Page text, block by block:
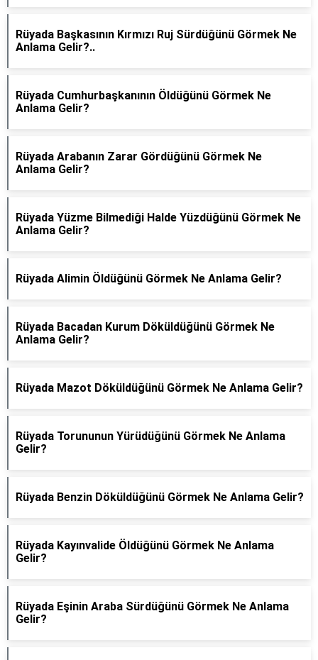
Rüyada Başkasının Kırmızı Ruj Sürdüğünü Görmek Ne
Anlama Gelir?..
Rüyada Cumhurbaşkanının Öldüğünü Görmek Ne
Anlama Gelir?
Rüyada Arabanın Zarar Gördüğünü Görmek Ne
Anlama Gelir?
Rüyada Yüzme Bilmediği Halde Yüzdüğünü Görmek Ne
Anlama Gelir?
Rüyada Alimin Öldüğünü Görmek Ne Anlama Gelir?
Rüyada Bacadan Kurum Döküldüğünü Görmek Ne
Anlama Gelir?
Rüyada Mazot Döküldüğünü Görmek Ne Anlama Gelir?
Rüyada Torununun Yürüdüğünü Görmek Ne Anlama
Gelir?
Rüyada Benzin Döküldüğünü Görmek Ne Anlama Gelir?
Rüyada Kayınvalide Öldüğünü Görmek Ne Anlama
Gelir?
Rüyada Eşinin Araba Sürdüğünü Görmek Ne Anlama
Gelir?